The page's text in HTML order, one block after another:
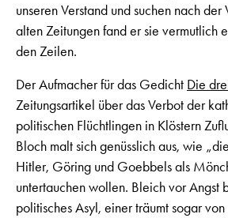
unseren Verstand und suchen nach
alten Zeitungen fand er sie vermutlich
den Zeilen.
Der Aufmacher für das Gedicht Die
Zeitungsartikel über das Verbot der
politischen Flüchtlingen in Klöstern
Bloch malt sich genüsslich aus, wie
Hitler, Göring und Goebbels als
untertauchen wollen. Bleich vor Angst
politisches Asyl, einer träumt sogar